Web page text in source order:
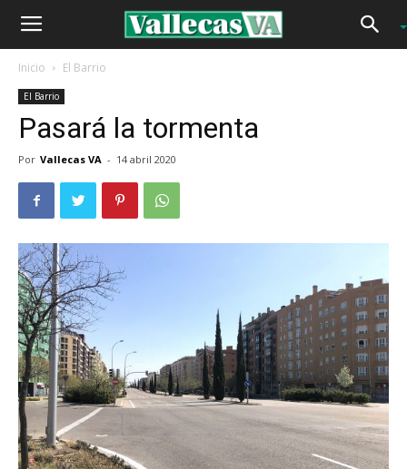
Inicio El Barrio
El Barrio
Pasará la tormenta
Por Vallecas VA - 14 abril 2020